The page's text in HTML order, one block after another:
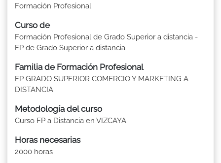
Formación Profesional
Curso de
Formación Profesional de Grado Superior a distancia -
FP de Grado Superior a distancia
Familia de Formación Profesional
FP GRADO SUPERIOR COMERCIO Y MARKETING A
DISTANCIA
Metodología del curso
Curso FP a Distancia en VIZCAYA
Horas necesarias
2000 horas